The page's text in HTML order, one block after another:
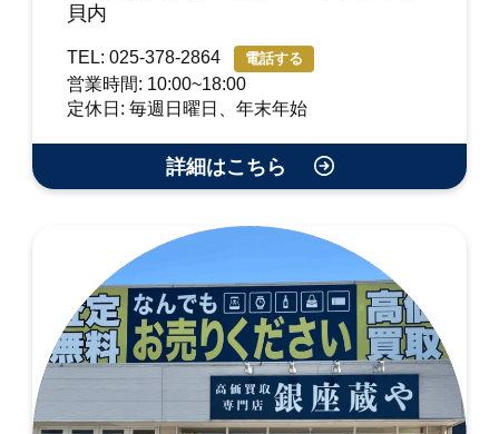
貝内
TEL: 025-378-2864 電話する
営業時間: 10:00~18:00
定休日: 毎週日曜日、年末年始
詳細はこちら